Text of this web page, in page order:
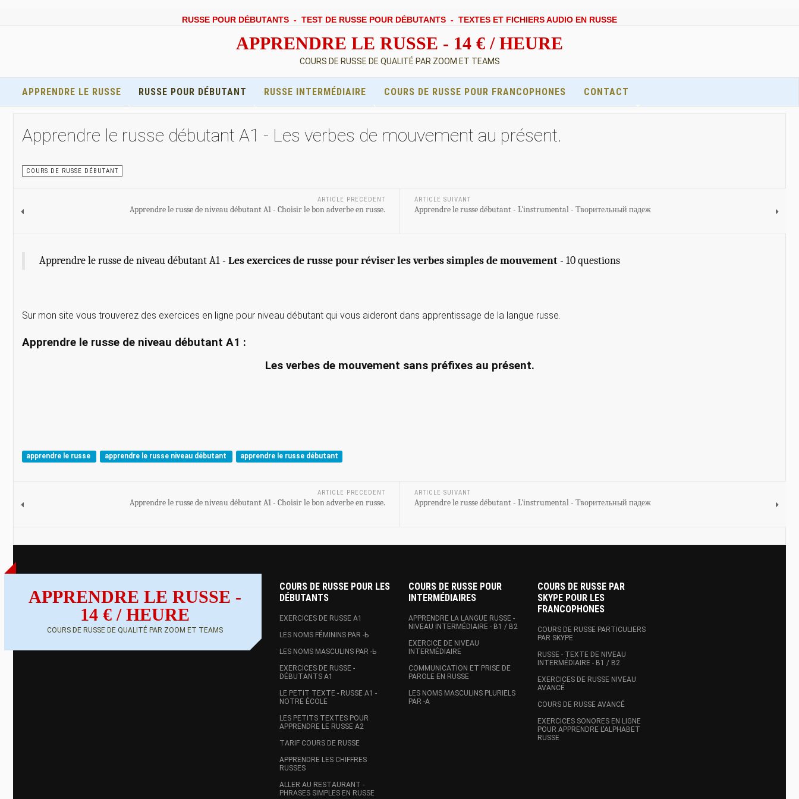
RUSSE POUR DÉBUTANTS - TEST DE RUSSE POUR DÉBUTANTS - TEXTES ET FICHIERS AUDIO EN RUSSE
APPRENDRE LE RUSSE - 14 € / HEURE
COURS DE RUSSE DE QUALITÉ PAR ZOOM ET TEAMS
APPRENDRE LE RUSSE RUSSE POUR DÉBUTANT RUSSE INTERMÉDIAIRE COURS DE RUSSE POUR FRANCOPHONES CONTACT
Apprendre le russe débutant A1 - Les verbes de mouvement au présent.
COURS DE RUSSE DÉBUTANT
ARTICLE PRECEDENT
Apprendre le russe de niveau débutant A1 - Choisir le bon adverbe en russe.
ARTICLE SUIVANT
Apprendre le russe débutant - L'instrumental - Творительный падеж
Apprendre le russe de niveau débutant A1 - Les exercices de russe pour réviser les verbes simples de mouvement - 10 questions
Sur mon site vous trouverez des exercices en ligne pour niveau débutant qui vous aideront dans apprentissage de la langue russe.
Apprendre le russe de niveau débutant A1 :
Les verbes de mouvement sans préfixes au présent.
apprendre le russe apprendre le russe niveau débutant apprendre le russe débutant
ARTICLE PRECEDENT
Apprendre le russe de niveau débutant A1 - Choisir le bon adverbe en russe.
ARTICLE SUIVANT
Apprendre le russe débutant - L'instrumental - Творительный падеж
APPRENDRE LE RUSSE -
14 € / HEURE
COURS DE RUSSE DE QUALITÉ PAR ZOOM ET TEAMS
COURS DE RUSSE POUR LES
DÉBUTANTS
EXERCICES DE RUSSE A1
LES NOMS FÉMININS PAR -Ь
LES NOMS MASCULINS PAR -Ь
EXERCICES DE RUSSE -
DÉBUTANTS A1
LE PETIT TEXTE - RUSSE A1 -
NOTRE ÉCOLE
LES PETITS TEXTES POUR
APPRENDRE LE RUSSE A2
TARIF COURS DE RUSSE
APPRENDRE LES CHIFFRES
RUSSES
ALLER AU RESTAURANT -
PHRASES SIMPLES EN RUSSE
COURS DE RUSSE POUR
INTERMÉDIAIRES
APPRENDRE LA LANGUE RUSSE -
NIVEAU INTERMÉDIAIRE - B1 / B2
EXERCICE DE NIVEAU
INTERMÉDIAIRE
COMMUNICATION ET PRISE DE
PAROLE EN RUSSE
LES NOMS MASCULINS PLURIELS
PAR -A
COURS DE RUSSE PAR
SKYPE POUR LES
FRANCOPHONES
COURS DE RUSSE PARTICULIERS
PAR SKYPE
RUSSE - TEXTE DE NIVEAU
INTERMÉDIAIRE - B1 / B2
EXERCICES DE RUSSE NIVEAU
AVANCÉ
COURS DE RUSSE AVANCÉ
EXERCICES SONORES EN LIGNE
POUR APPRENDRE L'ALPHABET
RUSSE